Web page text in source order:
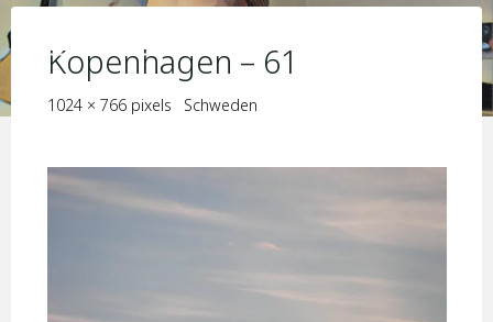
Skip
to
content Kopenhagen – 61
Full
1024 × 766 pixels Schweden